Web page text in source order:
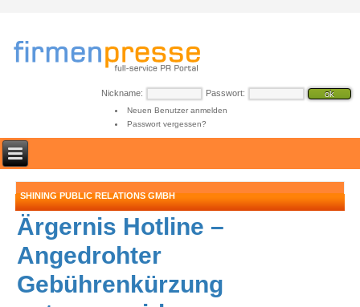
Nickname: Passwort:
Neuen Benutzer anmelden
Passwort vergessen?
SHINING PUBLIC RELATIONS GMBH
Ärgernis Hotline –
Angedrohter
Gebührenkürzung